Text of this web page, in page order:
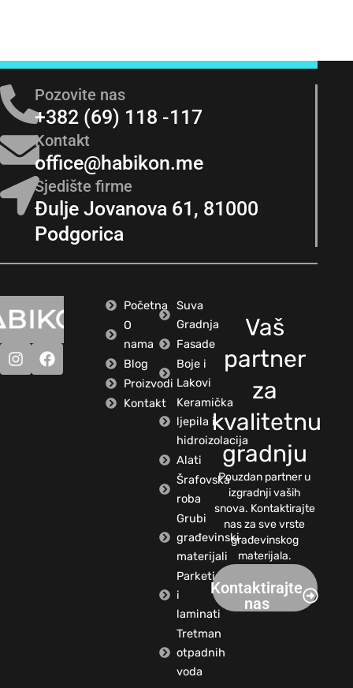
Pozovite nas
+382 (69) 118 -117
Kontakt
office@habikon.me
Sjedište firme
Đulje Jovanova 61, 81000
Podgorica
Početna
O
nama
Blog
Proizvodi
Kontakt
Suva
Gradnja
Fasade
Boje i
Lakovi
Keramička
ljepila i
hidroizolacija
Alati
Šrafovska
roba
Grubi
građevinski
materijali
Parketi
i
laminati
Tretman
otpadnih
voda
Vaš
partner
za
kvalitetnu
gradnju
Pouzdan partner u
izgradnji vaših
snova. Kontaktirajte
nas za sve vrste
građevinskog
materijala.
Kontaktirajte
nas